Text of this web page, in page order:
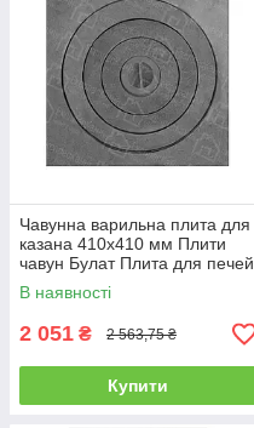
Чавунна варильна плита для
казана 410х410 мм Плити
чавун Булат Плита для печей
Пічне литво
В наявності
2 051 ₴ 2 563,75 ₴
Купити